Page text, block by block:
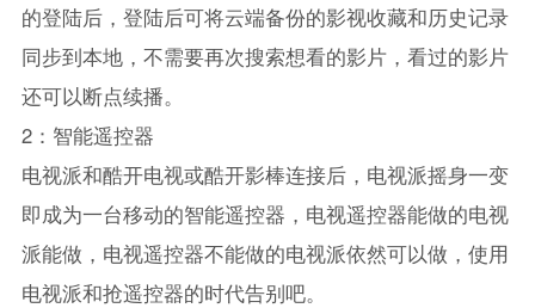
的登陆后，登陆后可将云端备份的影视收藏和历史记录
同步到本地，不需要再次搜索想看的影片，看过的影片
还可以断点续播。
2：智能遥控器
电视派和酷开电视或酷开影棒连接后，电视派摇身一变
即成为一台移动的智能遥控器，电视遥控器能做的电视
派能做，电视遥控器不能做的电视派依然可以做，使用
电视派和抢遥控器的时代告别吧。